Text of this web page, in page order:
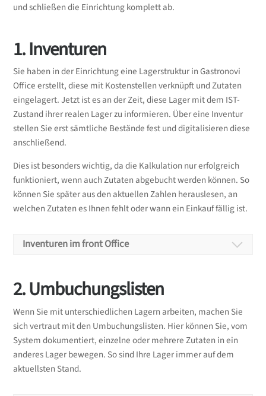
und schließen die Einrichtung komplett ab.
1. Inventuren
Sie haben in der Einrichtung eine Lagerstruktur in Gastronovi
Office erstellt, diese mit Kostenstellen verknüpft und Zutaten
eingelagert. Jetzt ist es an der Zeit, diese Lager mit dem IST-
Zustand ihrer realen Lager zu informieren. Über eine Inventur
stellen Sie erst sämtliche Bestände fest und digitalisieren diese
anschließend.
Dies ist besonders wichtig, da die Kalkulation nur erfolgreich
funktioniert, wenn auch Zutaten abgebucht werden können. So
können Sie später aus den aktuellen Zahlen herauslesen, an
welchen Zutaten es Ihnen fehlt oder wann ein Einkauf fällig ist.
Inventuren im front Office
Differenzen zeitnah erkennen und ggf. eingreifen.
Inventuren werden immer für ein Lager oder
einzelne Zutaten eines Lagers durchgeführt. Ist die
Inventur verbucht, wird der Bestand auf den neu
gezählten Bestand geändert.
2. Umbuchungslisten
Wenn Sie mit unterschiedlichen Lagern arbeiten, machen Sie
sich vertraut mit den Umbuchungslisten. Hier können Sie, vom
System dokumentiert, einzelne oder mehrere Zutaten in ein
anderes Lager bewegen. So sind Ihre Lager immer auf dem
aktuellsten Stand.